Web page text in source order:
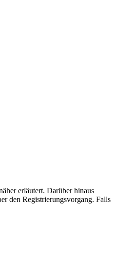
erläutert. Darüber hinaus
den Registrierungsvorgang. Falls